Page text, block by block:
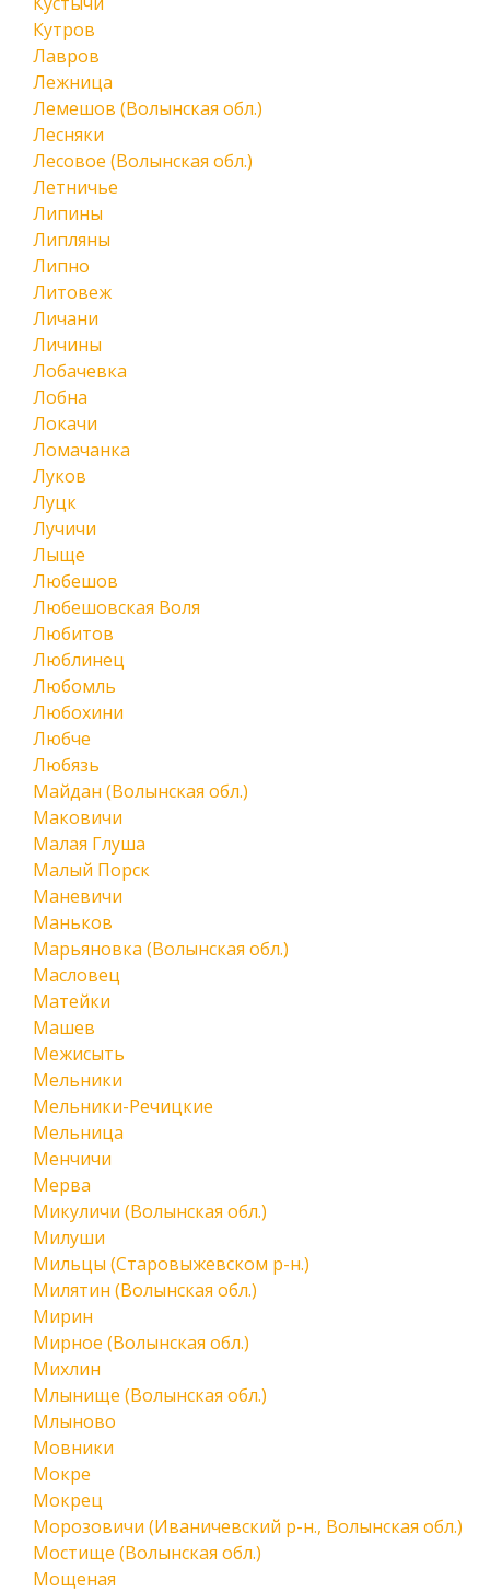
Кутров
Лавров
Лежница
Лемешов (Волынская обл.)
Лесняки
Лесовое (Волынская обл.)
Летничье
Липины
Липляны
Липно
Литовеж
Личани
Личины
Лобачевка
Лобна
Локачи
Ломачанка
Луков
Луцк
Лучичи
Лыще
Любешов
Любешовская Воля
Любитов
Люблинец
Любомль
Любохини
Любче
Любязь
Майдан (Волынская обл.)
Маковичи
Малая Глуша
Малый Порск
Маневичи
Маньков
Марьяновка (Волынская обл.)
Масловец
Матейки
Машев
Межисыть
Мельники
Мельники-Речицкие
Мельница
Менчичи
Мерва
Микуличи (Волынская обл.)
Милуши
Мильцы (Старовыжевском р-н.)
Милятин (Волынская обл.)
Мирин
Мирное (Волынская обл.)
Михлин
Млынище (Волынская обл.)
Млыново
Мовники
Мокре
Мокрец
Морозовичи (Иваничевский р-н., Волынская обл.)
Мостище (Волынская обл.)
Мощеная